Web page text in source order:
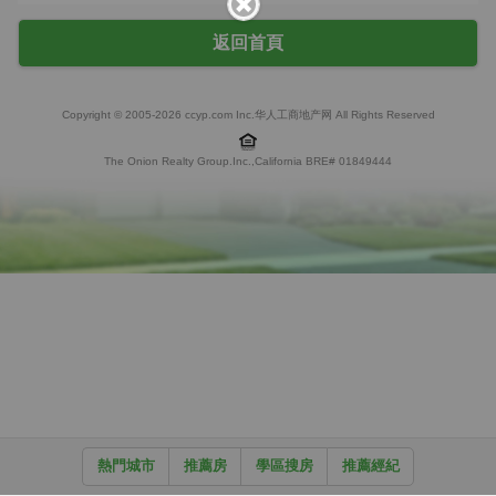
返回首頁
熱門城市 推薦房 學區搜房 推薦經紀
Copyright © 2005-2026 ccyp.com Inc.华人工商地产网 All Rights Reserved
The Onion Realty Group.Inc.,California BRE# 01849444